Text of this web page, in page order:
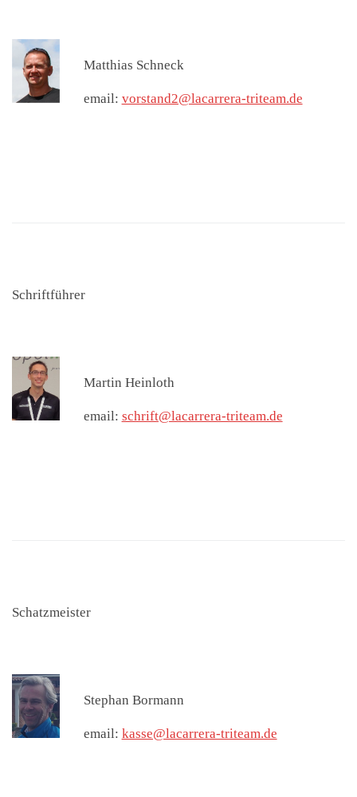
Matthias Schneck
email: vorstand2@lacarrera-triteam.de
Schriftführer
Martin Heinloth
email: schrift@lacarrera-triteam.de
Schatzmeister
Stephan Bormann
email: kasse@lacarrera-triteam.de